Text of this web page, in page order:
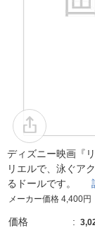
ディズニー映画『
リエルで、泳ぐア
るドールです。
メーカー価格 4,400
価格